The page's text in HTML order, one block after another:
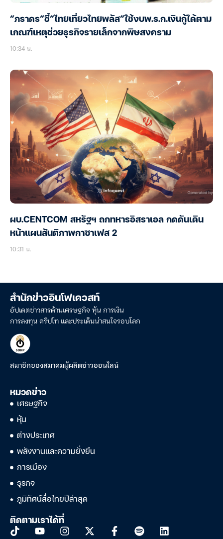
“ภราดร”ชี้”ไทยเที่ยวไทยพลัส”ใช้งบพ.ร.ก.เงินกู้ได้ตาม
เกณฑ์เหตุช่วยธุรกิจรายเล็กจากพิษสงคราม
10:34 น.
ผบ.CENTCOM สหรัฐฯ ถกทหารอิสราเอล กดดันเดิน
หน้าแผนสันติภาพกาซาเฟส 2
10:31 น.
สำนักข่าวอินโฟเควสท์
อัปเดตข่าวสารด้านเศรษฐกิจ หุ้น การเงิน
การลงทุน คริปโท และประเด็นน่าสนใจรอบโลก
สมาชิกของสมาคมผู้ผลิตข่าวออนไลน์
หมวดข่าว
เศรษฐกิจ
หุ้น
ต่างประเทศ
พลังงานและความยั่งยืน
การเมือง
ธุรกิจ
ภูมิทัศน์สื่อไทยปีล่าสุด
ติดตามเราได้ที่